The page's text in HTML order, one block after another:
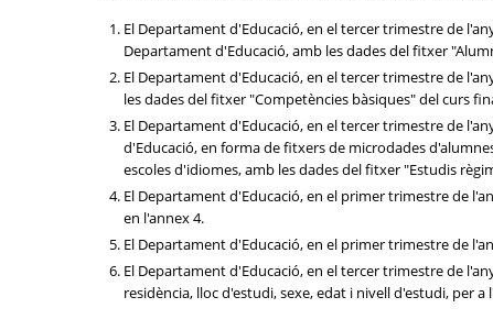
El Departament d'Educació, en el tercer trimestre de
Departament d'Educació, amb les dades del fitxer
El Departament d'Educació, en el tercer trimestre de
les dades del fitxer "Competències bàsiques" del curs
El Departament d'Educació, en el tercer trimestre de
d'Educació, en forma de fitxers de microdades
escoles d'idiomes, amb les dades del fitxer "Estudis
El Departament d'Educació, en el primer trimestre de
en l'annex 4.
El Departament d'Educació, en el primer trimestre de
El Departament d'Educació, en el tercer trimestre de
residència, lloc d'estudi, sexe, edat i nivell d'estudi, per